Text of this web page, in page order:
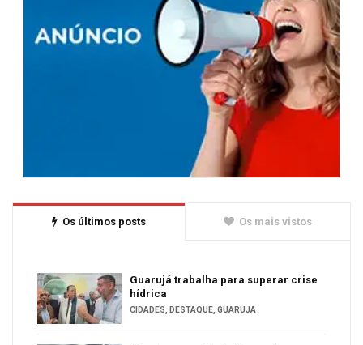
Os últimos posts Os mais vistos
Guarujá trabalha para superar crise
hídrica
CIDADES DESTAQUE GUARUJÁ